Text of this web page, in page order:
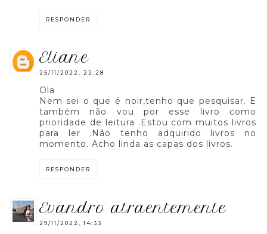
RESPONDER
eliane
25/11/2022, 22:28
Ola
Nem sei o que é noir,tenho que pesquisar. E
também não vou por esse livro como
prioridade de leitura .Estou com muitos livros
para ler .Não tenho adquirido livros no
momento. Acho linda as capas dos livros.
RESPONDER
evandro atraentemente
29/11/2022, 14:33